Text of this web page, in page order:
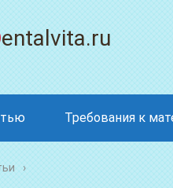
Dentalvita.ru
Требования к